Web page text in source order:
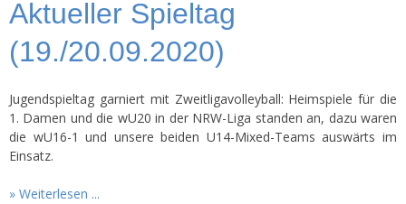
Aktueller Spieltag
(19./20.09.2020)
Jugendspieltag garniert mit Zweitligavolleyball: Heimspiele für die
1. Damen und die wU20 in der NRW-Liga standen an, dazu waren
die wU16-1 und unsere beiden U14-Mixed-Teams auswärts im
Einsatz.
Weiterlesen ...